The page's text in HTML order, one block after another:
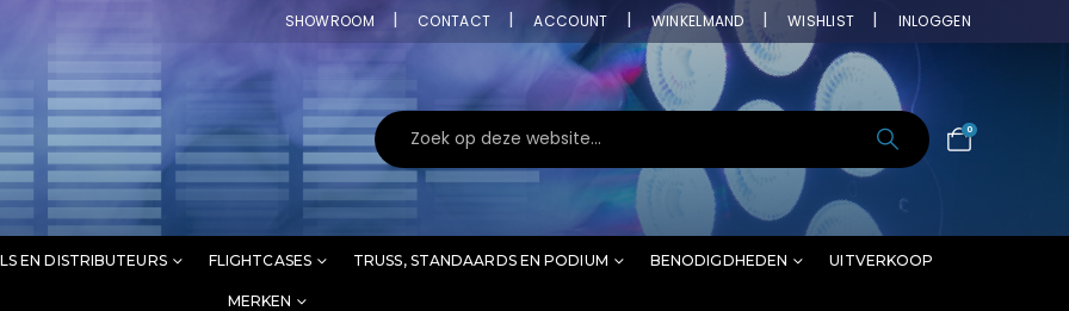
SHOWROOM CONTACT ACCOUNT WINKELMAND WISHLIST INLOGGEN
0
EN DISTRIBUTEURS FLIGHTCASES TRUSS, STANDAARDS EN PODIUM BENODIGDHEDEN UITVERKOOP
MERKEN